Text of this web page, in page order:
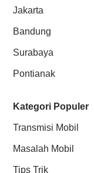
Jakarta
Bandung
Surabaya
Pontianak
Kategori Populer
Transmisi Mobil
Masalah Mobil
Tips Trik